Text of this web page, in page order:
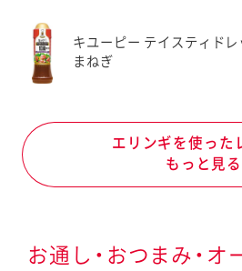
キユーピー テイスティド
まねぎ
エリンギを使った
もっと見る
お通し・おつまみ・オ